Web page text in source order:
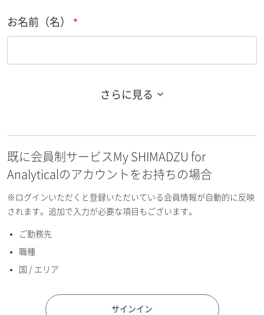
お名前（名）
お名前フリガナ（名）
E-mailアドレス（半角英数）
国 / エリア
さらに見る
既に会員制サービスMy SHIMADZU for
Analyticalのアカウントをお持ちの場合
※ログインいただくと登録いただいている会員情報が自動的に反映
されます。追加で入力が必要な項目もございます。
ご勤務先
職種
国 / エリア
サインイン